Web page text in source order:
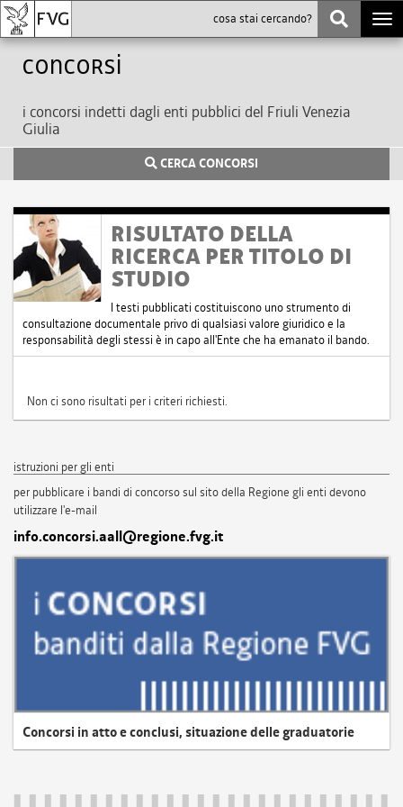
Concorsi
i concorsi indetti dagli enti pubblici del Friuli Venezia
Giulia
CERCA CONCORSI
RISULTATO DELLA
RICERCA PER TITOLO DI
STUDIO
I testi pubblicati costituiscono uno strumento di
consultazione documentale privo di qualsiasi valore giuridico e la
responsabilità degli stessi è in capo all'Ente che ha emanato il bando.
Non ci sono risultati per i criteri richiesti.
istruzioni per gli enti
per pubblicare i bandi di concorso sul sito della Regione gli enti devono
utilizzare l'e-mail
info.concorsi.aall@regione.fvg.it
Concorsi in atto e conclusi, situazione delle graduatorie